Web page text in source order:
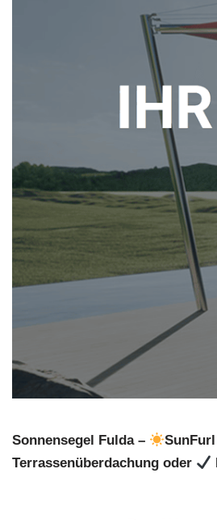
Sonnensegel Fulda – SunFurl
Terrassenüberdachung oder